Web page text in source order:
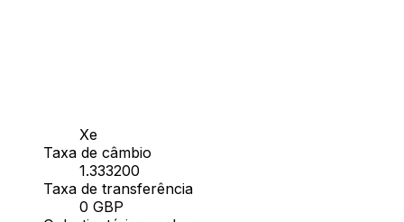
Xe
Taxa de câmbio
1.333200
Taxa de transferência
0 GBP